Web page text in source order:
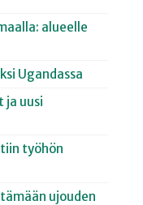
alueelle
Ugandassa
ja uusi
työhön
ujouden